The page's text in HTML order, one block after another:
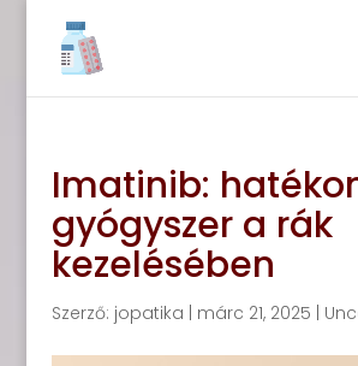
Imatinib:
gyógyszer a rák
kezelésében
Szerző: jopatika márc 21, 2025